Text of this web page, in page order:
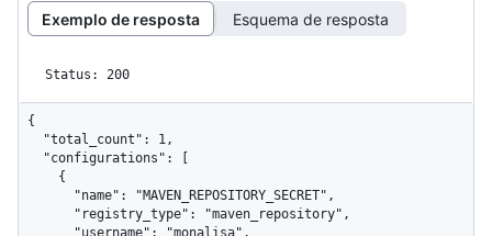
Exemplo de resposta Esquema de resposta
Status: 200
{